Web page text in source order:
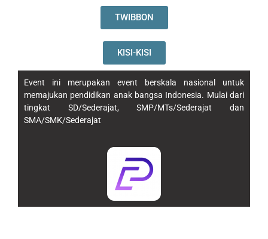
TWIBBON
KISI-KISI
Event ini merupakan event berskala nasional untuk
memajukan pendidikan anak bangsa Indonesia. Mulai dari
tingkat SD/Sederajat, SMP/MTs/Sederajat dan
SMA/SMK/Sederajat